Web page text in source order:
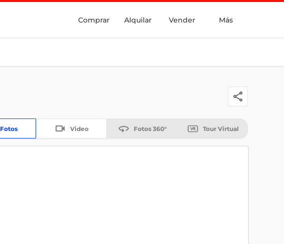
Comprar Alquilar Vender Más
Fotos Video Fotos 360° Tour Virtual